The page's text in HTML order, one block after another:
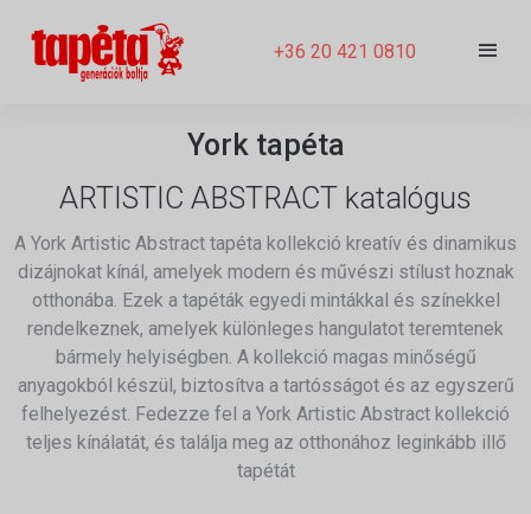
+36 20 421 0810
York tapéta
ARTISTIC ABSTRACT katalógus
A York Artistic Abstract tapéta kollekció kreatív és dinamikus
dizájnokat kínál, amelyek modern és művészi stílust hoznak
otthonába. Ezek a tapéták egyedi mintákkal és színekkel
rendelkeznek, amelyek különleges hangulatot teremtenek
bármely helyiségben. A kollekció magas minőségű
anyagokból készül, biztosítva a tartósságot és az egyszerű
felhelyezést. Fedezze fel a York Artistic Abstract kollekció
teljes kínálatát, és találja meg az otthonához leginkább illő
tapétát